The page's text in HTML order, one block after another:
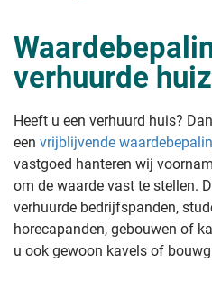
verhuurde
Heeft u een verhuurd huis?
een vrijblijvende
vastgoed hanteren wij
om de waarde vast te stellen.
verhuurde bedrijfspanden,
horecapanden, gebouwen of
u ook gewoon kavels of